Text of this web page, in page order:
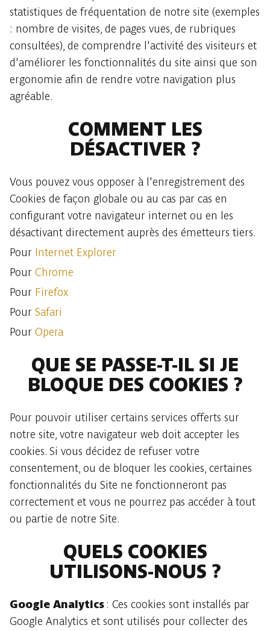
statistiques de fréquentation de notre site (exemples
: nombre de visites, de pages vues, de rubriques
consultées), de comprendre l'activité des visiteurs et
d'améliorer les fonctionnalités du site ainsi que son
ergonomie afin de rendre votre navigation plus
agréable.
COMMENT LES
DÉSACTIVER ?
Vous pouvez vous opposer à l'enregistrement des
Cookies de façon globale ou au cas par cas en
configurant votre navigateur internet ou en les
désactivant directement auprès des émetteurs tiers.
Pour Internet Explorer
Pour Chrome
Pour Firefox
Pour Safari
Pour Opera
QUE SE PASSE-T-IL SI JE
BLOQUE DES COOKIES ?
Pour pouvoir utiliser certains services offerts sur
notre site, votre navigateur web doit accepter les
cookies. Si vous décidez de refuser votre
consentement, ou de bloquer les cookies, certaines
fonctionnalités du Site ne fonctionneront pas
correctement et vous ne pourrez pas accéder à tout
ou partie de notre Site.
QUELS COOKIES
UTILISONS-NOUS ?
Google Analytics : Ces cookies sont installés par
Google Analytics et sont utilisés pour collecter des